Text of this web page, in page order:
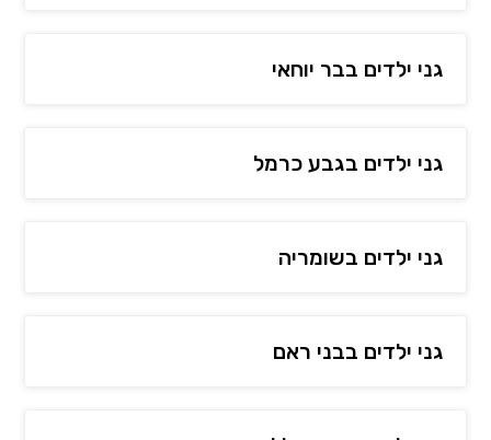
גני ילדים בבר יוחאי
גני ילדים בגבע כרמל
גני ילדים בשומריה
גני ילדים בבני ראם